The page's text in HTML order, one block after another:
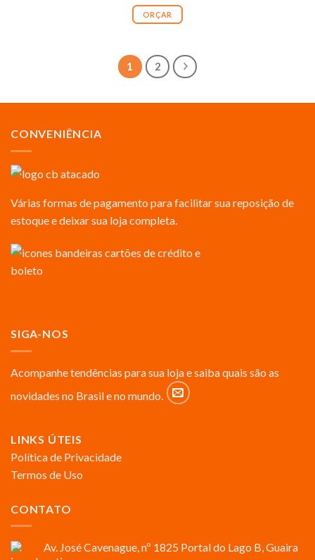
ORÇAR
1 2
CONVENIÊNCIA
Várias formas de pagamento para facilitar sua reposição de
estoque e deixar sua loja completa.
SIGA-NOS
Acompanhe tendências para sua loja e saiba quais são as
novidades no Brasil e no mundo.
LINKS ÚTEIS
Política de Privacidade
Termos de Uso
CONTATO
Av. José Cavenague, nº 1825 Portal do Lago B, Guaira